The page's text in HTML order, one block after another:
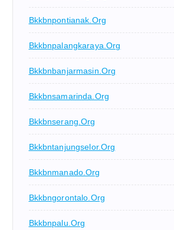
Bkkbnpontianak.org
Bkkbnpalangkaraya.org
Bkkbnbanjarmasin.org
Bkkbnsamarinda.org
Bkkbnserang.org
Bkkbntanjungselor.org
Bkkbnmanado.org
Bkkbngorontalo.org
Bkkbnpalu.org